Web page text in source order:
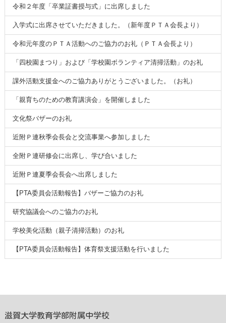
令和２年度「卒業証書授与式」に出席しました
入学式に出席させていただきました。（新年度ＰＴＡ会長より）
令和元年度のＰＴＡ活動へのご協力のお礼（ＰＴＡ会長より）
「四校園まつり」および「学校園ボランティア清掃活動」のお礼
課外活動支援金へのご協力ありがとうございました。（お礼）
「親育ちのための教育講演会」を開催しました
文化祭バザーのお礼
近附Ｐ連秋季会長会と交流事業へ参加しました
全附Ｐ連研修会に出席し、学び合いました
近附Ｐ連夏季会長会へ出席しました
【PTA委員会活動報告】バザーご協力のお礼
研究協議会へのご協力のお礼
学校美化活動（親子清掃活動）のお礼
【PTA委員会活動報告】体育祭支援活動を行いました
滋賀大学教育学部附属中学校